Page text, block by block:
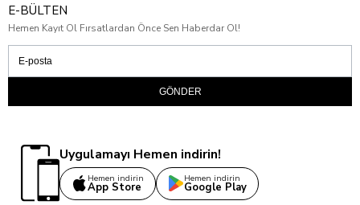
E-BÜLTEN
Hemen Kayıt Ol Fırsatlardan Önce Sen Haberdar Ol!
GÖNDER
Uygulamayı Hemen indirin!
Hemen indirin
App Store
Hemen indirin
Google Play